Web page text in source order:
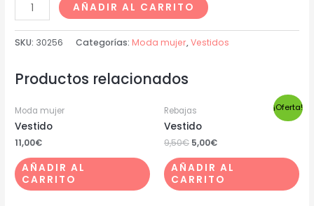
AÑADIR AL CARRITO
SKU: 30256 Categorías: Moda mujer,Vestidos
Productos relacionados
Moda mujer
Vestido
11,00€
AÑADIR AL
CARRITO
¡Oferta!
Rebajas
Vestido
9,50€ 5,00€
AÑADIR AL
CARRITO